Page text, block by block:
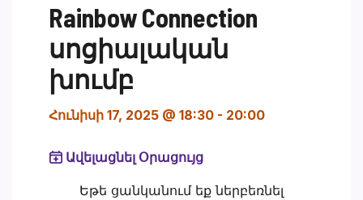
Rainbow Connection
սոցիալական
խումբ
Հունիսի 17, 2025 @ 18:30 - 20:00
Ավելացնել Օրացույց
Եթե ցանկանում եք ներբեռնել